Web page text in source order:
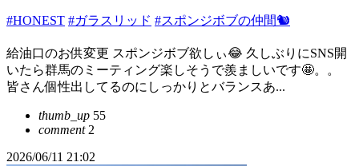
#HONEST #ガラスリッド #スポンジボブの仲間🐿️
給油口のお供変更 スポンジボブ欲しぃ😂 久しぶりにSNS開
いたら群馬のミーティング楽しそうで羨ましいです🤩。。
皆さん個性出してるのにしっかりとバランスあ...
thumb_up 55
comment2
2026/06/11 21:02